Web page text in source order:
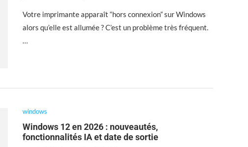
Votre imprimante apparaît “hors connexion” sur Windows
alors qu’elle est allumée ? C’est un problème très fréquent.
…
windows
Windows 12 en 2026 : nouveautés,
fonctionnalités IA et date de sortie